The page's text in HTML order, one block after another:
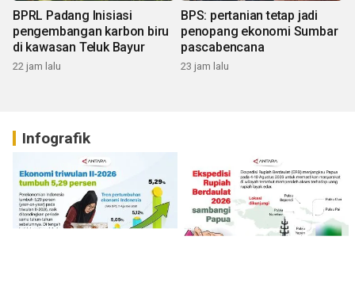
BPRL Padang Inisiasi
pengembangan karbon biru
di kawasan Teluk Bayur
22 jam lalu
BPS: pertanian tetap jadi
penopang ekonomi Sumbar
pascabencana
23 jam lalu
Infografik